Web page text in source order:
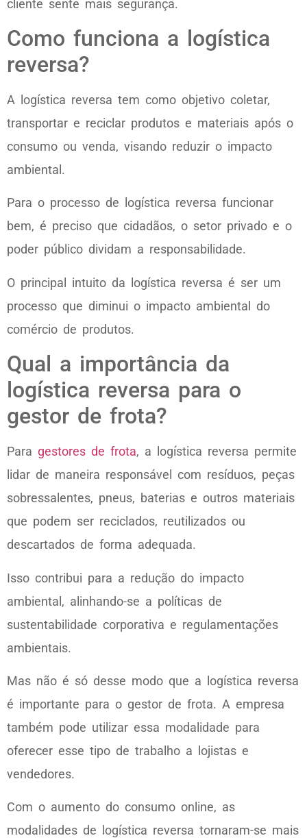
cliente sente mais segurança.
Como funciona a logística
reversa?
A logística reversa tem como objetivo coletar,
transportar e reciclar produtos e materiais após o
consumo ou venda, visando reduzir o impacto
ambiental.
Para o processo de logística reversa funcionar
bem, é preciso que cidadãos, o setor privado e o
poder público dividam a responsabilidade.
O principal intuito da logística reversa é ser um
processo que diminui o impacto ambiental do
comércio de produtos.
Qual a importância da
logística reversa para o
gestor de frota?
Para gestores de frota, a logística reversa permite
lidar de maneira responsável com resíduos, peças
sobressalentes, pneus, baterias e outros materiais
que podem ser reciclados, reutilizados ou
descartados de forma adequada.
Isso contribui para a redução do impacto
ambiental, alinhando-se a políticas de
sustentabilidade corporativa e regulamentações
ambientais.
Mas não é só desse modo que a logística reversa
é importante para o gestor de frota. A empresa
também pode utilizar essa modalidade para
oferecer esse tipo de trabalho a lojistas e
vendedores.
Com o aumento do consumo online, as
modalidades de logística reversa tornaram-se mais